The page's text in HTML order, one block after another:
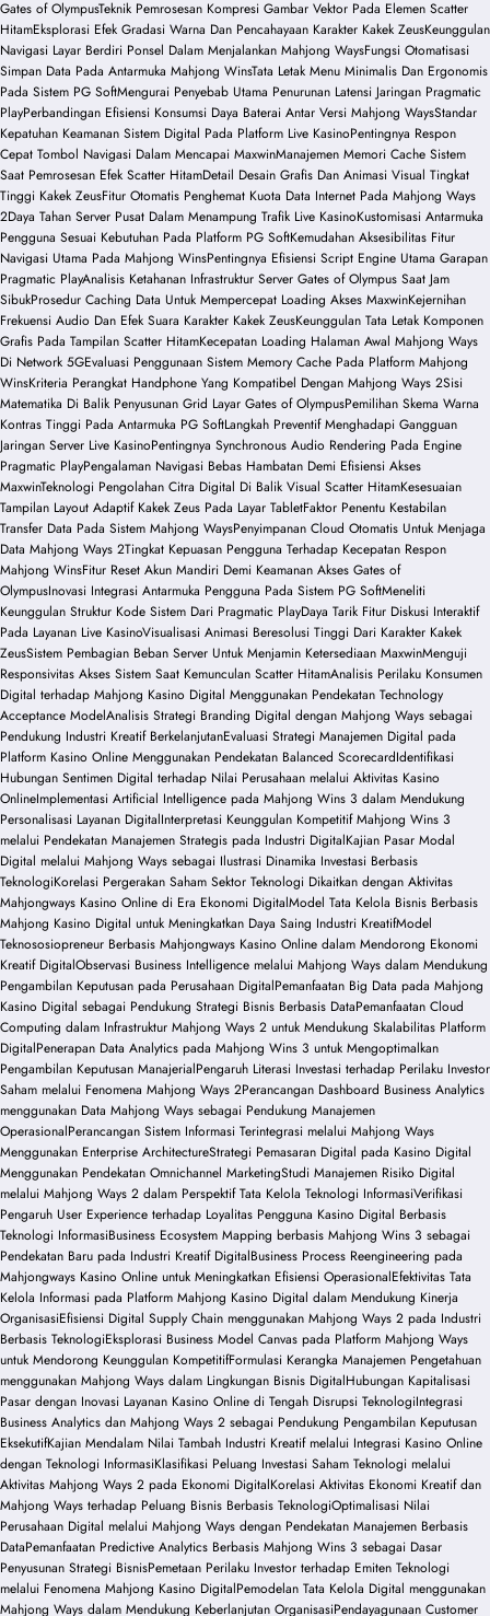
Gates of OlympusTeknik Pemrosesan Kompresi Gambar Vektor Pada Elemen Scatter
HitamEksplorasi Efek Gradasi Warna Dan Pencahayaan Karakter Kakek ZeusKeunggulan
Navigasi Layar Berdiri Ponsel Dalam Menjalankan Mahjong WaysFungsi Otomatisasi
Simpan Data Pada Antarmuka Mahjong WinsTata Letak Menu Minimalis Dan Ergonomis
Pada Sistem PG SoftMengurai Penyebab Utama Penurunan Latensi Jaringan Pragmatic
PlayPerbandingan Efisiensi Konsumsi Daya Baterai Antar Versi Mahjong WaysStandar
Kepatuhan Keamanan Sistem Digital Pada Platform Live KasinoPentingnya Respon
Cepat Tombol Navigasi Dalam Mencapai MaxwinManajemen Memori Cache Sistem
Saat Pemrosesan Efek Scatter HitamDetail Desain Grafis Dan Animasi Visual Tingkat
Tinggi Kakek ZeusFitur Otomatis Penghemat Kuota Data Internet Pada Mahjong Ways
2Daya Tahan Server Pusat Dalam Menampung Trafik Live KasinoKustomisasi Antarmuka
Pengguna Sesuai Kebutuhan Pada Platform PG SoftKemudahan Aksesibilitas Fitur
Navigasi Utama Pada Mahjong WinsPentingnya Efisiensi Script Engine Utama Garapan
Pragmatic PlayAnalisis Ketahanan Infrastruktur Server Gates of Olympus Saat Jam
SibukProsedur Caching Data Untuk Mempercepat Loading Akses MaxwinKejernihan
Frekuensi Audio Dan Efek Suara Karakter Kakek ZeusKeunggulan Tata Letak Komponen
Grafis Pada Tampilan Scatter HitamKecepatan Loading Halaman Awal Mahjong Ways
Di Network 5GEvaluasi Penggunaan Sistem Memory Cache Pada Platform Mahjong
WinsKriteria Perangkat Handphone Yang Kompatibel Dengan Mahjong Ways 2Sisi
Matematika Di Balik Penyusunan Grid Layar Gates of OlympusPemilihan Skema Warna
Kontras Tinggi Pada Antarmuka PG SoftLangkah Preventif Menghadapi Gangguan
Jaringan Server Live KasinoPentingnya Synchronous Audio Rendering Pada Engine
Pragmatic PlayPengalaman Navigasi Bebas Hambatan Demi Efisiensi Akses
MaxwinTeknologi Pengolahan Citra Digital Di Balik Visual Scatter HitamKesesuaian
Tampilan Layout Adaptif Kakek Zeus Pada Layar TabletFaktor Penentu Kestabilan
Transfer Data Pada Sistem Mahjong WaysPenyimpanan Cloud Otomatis Untuk Menjaga
Data Mahjong Ways 2Tingkat Kepuasan Pengguna Terhadap Kecepatan Respon
Mahjong WinsFitur Reset Akun Mandiri Demi Keamanan Akses Gates of
OlympusInovasi Integrasi Antarmuka Pengguna Pada Sistem PG SoftMeneliti
Keunggulan Struktur Kode Sistem Dari Pragmatic PlayDaya Tarik Fitur Diskusi Interaktif
Pada Layanan Live KasinoVisualisasi Animasi Beresolusi Tinggi Dari Karakter Kakek
ZeusSistem Pembagian Beban Server Untuk Menjamin Ketersediaan MaxwinMenguji
Responsivitas Akses Sistem Saat Kemunculan Scatter HitamAnalisis Perilaku Konsumen
Digital terhadap Mahjong Kasino Digital Menggunakan Pendekatan Technology
Acceptance ModelAnalisis Strategi Branding Digital dengan Mahjong Ways sebagai
Pendukung Industri Kreatif BerkelanjutanEvaluasi Strategi Manajemen Digital pada
Platform Kasino Online Menggunakan Pendekatan Balanced ScorecardIdentifikasi
Hubungan Sentimen Digital terhadap Nilai Perusahaan melalui Aktivitas Kasino
OnlineImplementasi Artificial Intelligence pada Mahjong Wins 3 dalam Mendukung
Personalisasi Layanan DigitalInterpretasi Keunggulan Kompetitif Mahjong Wins 3
melalui Pendekatan Manajemen Strategis pada Industri DigitalKajian Pasar Modal
Digital melalui Mahjong Ways sebagai Ilustrasi Dinamika Investasi Berbasis
TeknologiKorelasi Pergerakan Saham Sektor Teknologi Dikaitkan dengan Aktivitas
Mahjongways Kasino Online di Era Ekonomi DigitalModel Tata Kelola Bisnis Berbasis
Mahjong Kasino Digital untuk Meningkatkan Daya Saing Industri KreatifModel
Teknososiopreneur Berbasis Mahjongways Kasino Online dalam Mendorong Ekonomi
Kreatif DigitalObservasi Business Intelligence melalui Mahjong Ways dalam Mendukung
Pengambilan Keputusan pada Perusahaan DigitalPemanfaatan Big Data pada Mahjong
Kasino Digital sebagai Pendukung Strategi Bisnis Berbasis DataPemanfaatan Cloud
Computing dalam Infrastruktur Mahjong Ways 2 untuk Mendukung Skalabilitas Platform
DigitalPenerapan Data Analytics pada Mahjong Wins 3 untuk Mengoptimalkan
Pengambilan Keputusan ManajerialPengaruh Literasi Investasi terhadap Perilaku Investor
Saham melalui Fenomena Mahjong Ways 2Perancangan Dashboard Business Analytics
menggunakan Data Mahjong Ways sebagai Pendukung Manajemen
OperasionalPerancangan Sistem Informasi Terintegrasi melalui Mahjong Ways
Menggunakan Enterprise ArchitectureStrategi Pemasaran Digital pada Kasino Digital
Menggunakan Pendekatan Omnichannel MarketingStudi Manajemen Risiko Digital
melalui Mahjong Ways 2 dalam Perspektif Tata Kelola Teknologi InformasiVerifikasi
Pengaruh User Experience terhadap Loyalitas Pengguna Kasino Digital Berbasis
Teknologi InformasiBusiness Ecosystem Mapping berbasis Mahjong Wins 3 sebagai
Pendekatan Baru pada Industri Kreatif DigitalBusiness Process Reengineering pada
Mahjongways Kasino Online untuk Meningkatkan Efisiensi OperasionalEfektivitas Tata
Kelola Informasi pada Platform Mahjong Kasino Digital dalam Mendukung Kinerja
OrganisasiEfisiensi Digital Supply Chain menggunakan Mahjong Ways 2 pada Industri
Berbasis TeknologiEksplorasi Business Model Canvas pada Platform Mahjong Ways
untuk Mendorong Keunggulan KompetitifFormulasi Kerangka Manajemen Pengetahuan
menggunakan Mahjong Ways dalam Lingkungan Bisnis DigitalHubungan Kapitalisasi
Pasar dengan Inovasi Layanan Kasino Online di Tengah Disrupsi TeknologiIntegrasi
Business Analytics dan Mahjong Ways 2 sebagai Pendukung Pengambilan Keputusan
EksekutifKajian Mendalam Nilai Tambah Industri Kreatif melalui Integrasi Kasino Online
dengan Teknologi InformasiKlasifikasi Peluang Investasi Saham Teknologi melalui
Aktivitas Mahjong Ways 2 pada Ekonomi DigitalKorelasi Aktivitas Ekonomi Kreatif dan
Mahjong Ways terhadap Peluang Bisnis Berbasis TeknologiOptimalisasi Nilai
Perusahaan Digital melalui Mahjong Ways dengan Pendekatan Manajemen Berbasis
DataPemanfaatan Predictive Analytics Berbasis Mahjong Wins 3 sebagai Dasar
Penyusunan Strategi BisnisPemetaan Perilaku Investor terhadap Emiten Teknologi
melalui Fenomena Mahjong Kasino DigitalPemodelan Tata Kelola Digital menggunakan
Mahjong Ways dalam Mendukung Keberlanjutan OrganisasiPendayagunaan Customer